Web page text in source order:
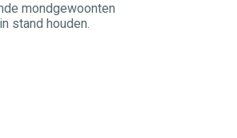
mondgewoonten
stand houden.